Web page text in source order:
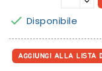
 Disponibile
AGGIUNGI ALLA LISTA